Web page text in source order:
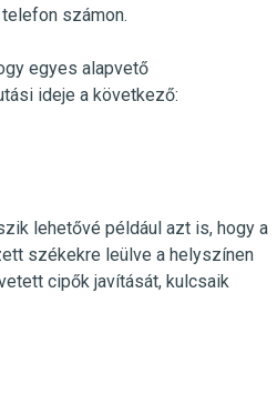
elefon számon.
egyes alapvető
ideje a következő:
lehetővé például azt is, hogy a
székekre leülve a helyszínen
cipők javítását, kulcsaik